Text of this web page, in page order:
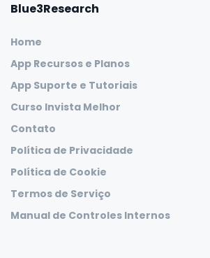
Blue3Research
Home
App Recursos e Planos
App Suporte e Tutoriais
Curso Invista Melhor
Contato
Política de Privacidade
Política de Cookie
Termos de Serviço
Manual de Controles Internos